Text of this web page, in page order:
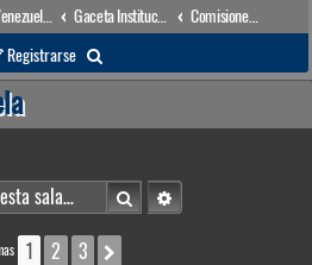
Comisiones(e)
Registrarse
u
a
r
BuscarBúsqueda avanzada
1 2 3